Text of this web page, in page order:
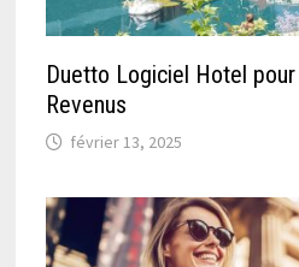
Duetto Logiciel Hotel
Revenus
février 13, 2025